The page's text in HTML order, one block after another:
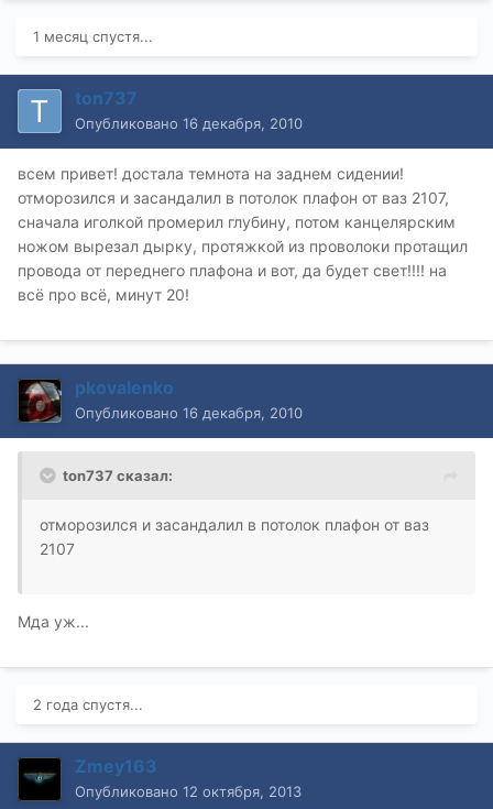
1 месяц спустя...
ton737
Опубликовано 16 декабря, 2010
всем привет! достала темнота на заднем сидении!
отморозился и засандалил в потолок плафон от ваз 2107,
сначала иголкой промерил глубину, потом канцелярским
ножом вырезал дырку, протяжкой из проволоки протащил
провода от переднего плафона и вот, да будет свет!!!! на
всё про всё, минут 20!
pkovalenko
Опубликовано 16 декабря, 2010
ton737 сказал:
отморозился и засандалил в потолок плафон от ваз
2107
Мда уж...
2 года спустя...
Zmey163
Опубликовано 12 октября, 2013